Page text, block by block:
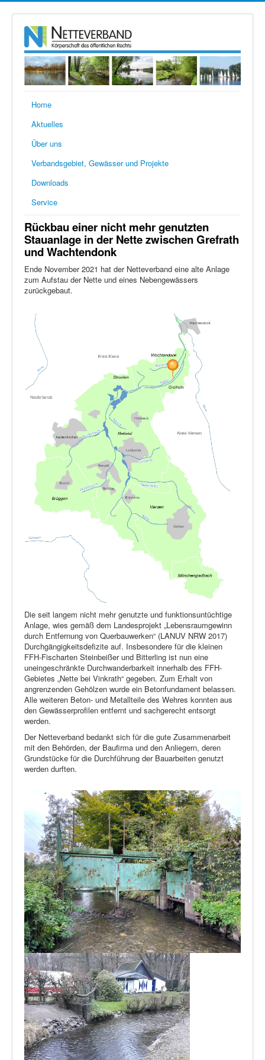
Home
Aktuelles
Über uns
Verbandsgebiet, Gewässer und Projekte
Downloads
Service
Rückbau einer nicht mehr genutzten
Stauanlage in der Nette zwischen Grefrath
und Wachtendonk
Ende November 2021 hat der Netteverband eine alte Anlage
zum Aufstau der Nette und eines Nebengewässers
zurückgebaut.
Die seit langem nicht mehr genutzte und funktionsuntüchtige
Anlage, wies gemäß dem Landesprojekt „Lebensraumgewinn
durch Entfernung von Querbauwerken“ (LANUV NRW 2017)
Durchgängigkeitsdefizite auf. Insbesondere für die kleinen
FFH-Fischarten Steinbeißer und Bitterling ist nun eine
uneingeschränkte Durchwanderbarkeit innerhalb des FFH-
Gebietes „Nette bei Vinkrath“ gegeben. Zum Erhalt von
angrenzenden Gehölzen wurde ein Betonfundament belassen.
Alle weiteren Beton- und Metallteile des Wehres konnten aus
den Gewässerprofilen entfernt und sachgerecht entsorgt
werden.
Der Netteverband bedankt sich für die gute Zusammenarbeit
mit den Behörden, der Baufirma und den Anliegern, deren
Grundstücke für die Durchführung der Bauarbeiten genutzt
werden durften.